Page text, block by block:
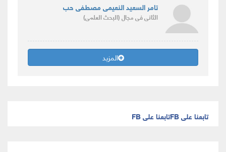
تامر السعيد النعيمى مصطفى حب
الثانىفى مجال(البحث العلمى)
المزيد
تابعنا على FB تابعنا على FB